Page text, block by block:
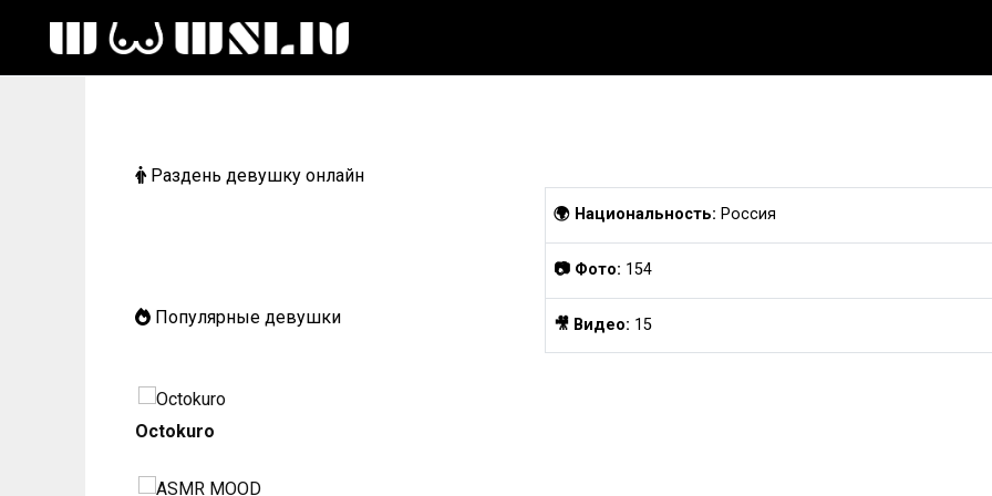
🌍 Национальность: Россия
📷 Фото: 154
🎥 Видео: 15
Раздень девушку онлайн
Популярные девушки
Octokuro